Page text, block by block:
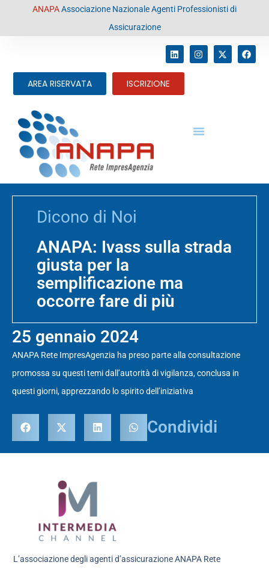
contenutoANAPAAssociazione Nazionale Agenti Professionisti di
Assicurazione
AREA RISERVATA ISCRIZIONE
Dicono di Noi
ANAPA: Ivass sulla strada
giusta per la
semplificazione ma
occorre fare di più
25 gennaio 2024
ANAPA Rete ImpresAgenzia ha preso parte alla consultazione
promossa su questi temi dall’autorità di vigilanza, conclusa in
questi giorni, apprezzando lo spirito dell’iniziativa
Condividi
L’associazione degli agenti d’assicurazione ANAPA Rete